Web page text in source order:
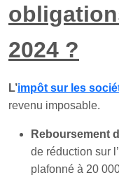
2024 ?
L’impôt sur les
revenu imposable.
Reboursement
de réduction sur
plafonné à 20